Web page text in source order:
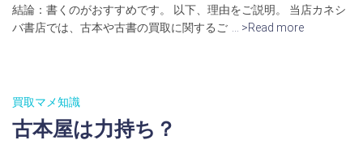
結論：書くのがおすすめです。 以下、理由をご説明。 当店カネシ
バ書店では、古本や古書の買取に関するご
… >Read more
買取マメ知識
古本屋は力持ち？